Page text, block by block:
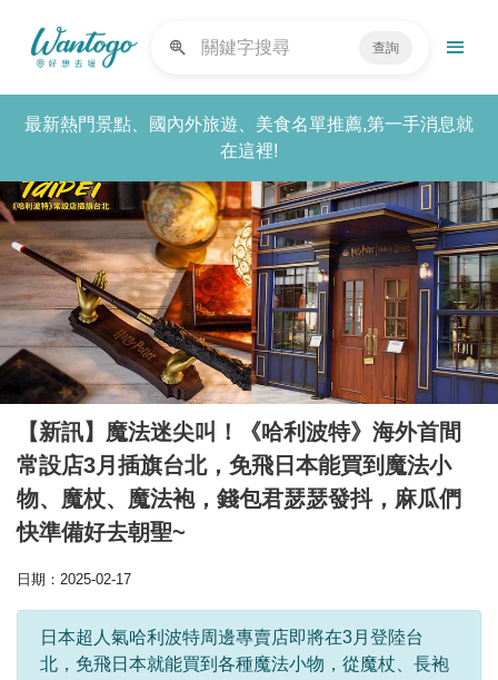
查詢
最新熱門景點、國內外旅遊、美食名單推薦,第一手消息就
在這裡!
【新訊】魔法迷尖叫！《哈利波特》海外首間
常設店3月插旗台北，免飛日本能買到魔法小
物、魔杖、魔法袍，錢包君瑟瑟發抖，麻瓜們
快準備好去朝聖~
日期：2025-02-17
日本超人氣哈利波特周邊專賣店即將在3月登陸台
北，免飛日本就能買到各種魔法小物，從魔杖、長袍